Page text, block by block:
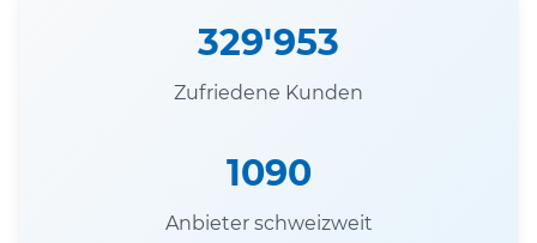
329'953
Zufriedene Kunden
1090
Anbieter schweizweit